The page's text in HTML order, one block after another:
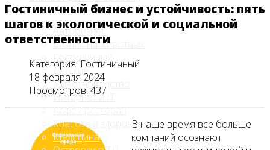
Автобизнес
Бизнес на животных
Гостиничный
Детские
Животноводство
Интернет и IT
Кафе / ресторан
Красота и здоровье
Медицина
Гостиничный бизнес и устойчивость: пять
шагов к экологической и социальной
ответственности
Категория: Гостиничный
18 февраля 2024
Просмотров: 437
В наше время все больше
компаний осознают